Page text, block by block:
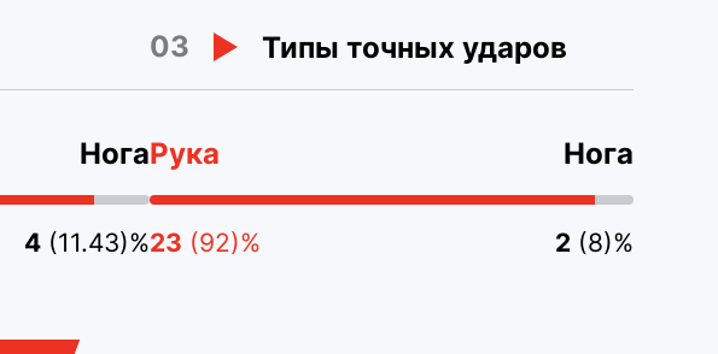
Нога
4 (11.43)%
03 Типы точных ударов
Рука Нога
23 (92)% 2 (8)%